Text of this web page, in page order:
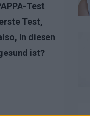
Test
Test,
in diesen
ist?